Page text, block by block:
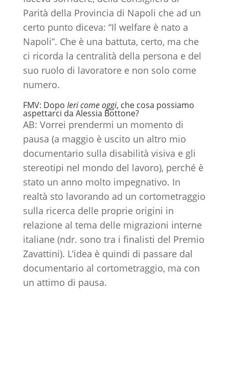
Parità della Provincia di Napoli che ad un
certo punto diceva: “Il welfare è nato a
Napoli”. Che è una battuta, certo, ma che
ci ricorda la centralità della persona e del
suo ruolo di lavoratore e non solo come
numero.
FMV: Dopo Ieri come oggi, che cosa possiamo
aspettarci da Alessia Bottone?
AB: Vorrei prendermi un momento di
pausa (a maggio è uscito un altro mio
documentario sulla disabilità visiva e gli
stereotipi nel mondo del lavoro), perché è
stato un anno molto impegnativo. In
realtà sto lavorando ad un cortometraggio
sulla ricerca delle proprie origini in
relazione al tema delle migrazioni interne
italiane (ndr. sono tra i finalisti del Premio
Zavattini). L’idea è quindi di passare dal
documentario al cortometraggio, ma con
un attimo di pausa.